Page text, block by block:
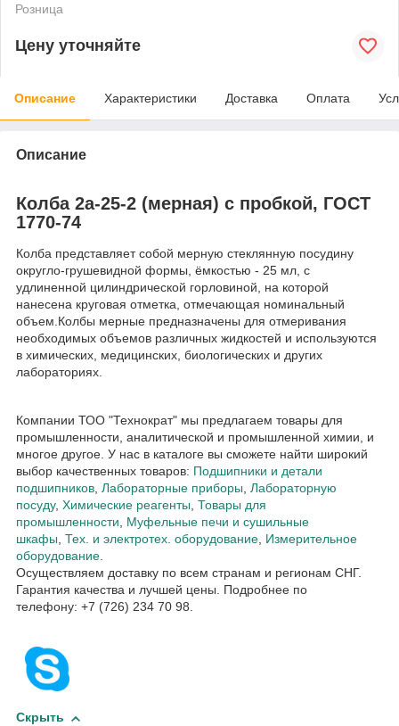
Розница
Цену уточняйте
Описание Характеристики Доставка Оплата
Описание
Колба 2а-25-2 (мерная) с пробкой, ГОСТ
1770-74
Колба представляет собой мерную стеклянную посудину
округло-грушевидной формы, ёмкостью - 25 мл, с
удлиненной цилиндрической горловиной, на которой
нанесена круговая отметка, отмечающая номинальный
объем.Колбы мерные предназначены для отмеривания
необходимых объемов различных жидкостей и используются
в химических, медицинских, биологических и других
лабораториях.
Компании ТОО "Технократ" мы предлагаем товары для
промышленности, аналитической и промышленной химии, и
многое другое. У нас в каталоге вы сможете найти широкий
выбор качественных товаров: Подшипники и детали
подшипников, Лабораторные приборы, Лабораторную
посуду, Химические реагенты, Товары для
промышленности, Муфельные печи и сушильные
шкафы, Тех. и электротех. оборудование, Измерительное
оборудование.
Осуществляем доставку по всем странам и регионам СНГ.
Гарантия качества и лучшей цены. Подробнее по
телефону: +7 (726) 234 70 98.
Скрыть